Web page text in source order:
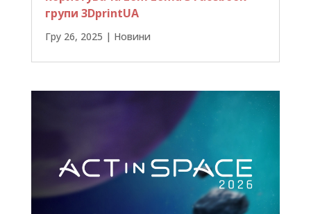
групи 3DprintUA
Гру 26, 2025 | Новини